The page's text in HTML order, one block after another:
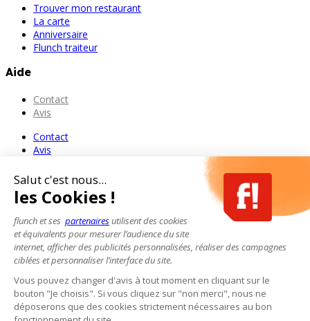
Trouver mon restaurant
La carte
Anniversaire
Flunch traiteur
Aide
Contact
Avis
Contact
Avis
Salut c'est nous...
les Cookies !
flunch et ses partenairesutilisent des cookies
et équivalents pour mesurer l’audience du site
internet, afficher des publicités personnalisées, réaliser des campagnes
ciblées et personnaliser l’interface du site.
Vous pouvez changer d'avis à tout moment en cliquant sur le
bouton "Je choisis". Si vous cliquez sur "non merci", nous ne
déposerons que des cookies strictement nécessaires au bon